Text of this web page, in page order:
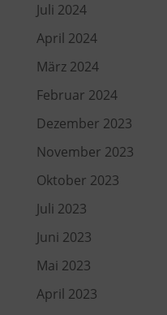
Juli 2024
April 2024
März 2024
Februar 2024
Dezember 2023
November 2023
Oktober 2023
Juli 2023
Juni 2023
Mai 2023
April 2023